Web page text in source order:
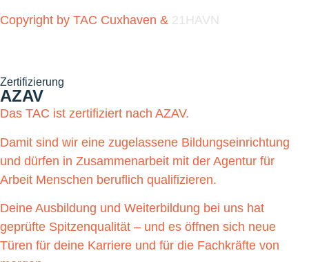
Copyright by TAC Cuxhaven & 21HAVN
Zertifizierung
AZAV
Das TAC ist zertifiziert nach AZAV.
Damit sind wir eine zugelassene Bildungseinrichtung
und dürfen in Zusammenarbeit mit der Agentur für
Arbeit Menschen beruflich qualifizieren.
Deine Ausbildung und Weiterbildung bei uns hat
geprüfte Spitzenqualität – und es öffnen sich neue
Türen für deine Karriere und für die Fachkräfte von